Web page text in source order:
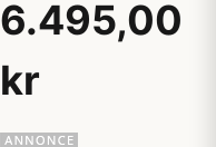
6.495,00
kr